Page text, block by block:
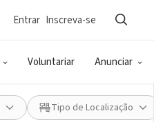
Voluntariar Anunciar
Entrar Inscreva-se
Tipo de Localização